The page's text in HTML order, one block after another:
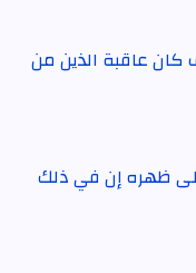
كان عاقبة الذين من
ظهره إن في ذلك